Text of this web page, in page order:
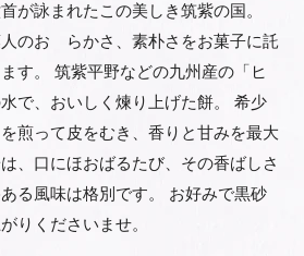
が詠まれたこの美しき筑紫の国。
のおゝらかさ、素朴さをお菓子に託
す。 筑紫平野などの九州産の「ヒ
で、おいしく煉り上げた餅。 希少
煎って皮をむき、香りと甘みを最大
、口にほおばるたび、その香ばしさ
る風味は格別です。 お好みで黒砂
りくださいませ。